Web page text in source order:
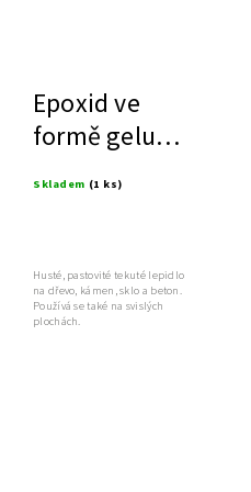
Epoxid ve
formě gelu
Skladem (1 ks)
Husté, pastovité tekuté lepidlo
na dřevo, kámen, sklo a beton.
Používá se také na svislých
plochách.